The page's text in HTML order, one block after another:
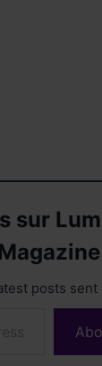
sur
posts sent